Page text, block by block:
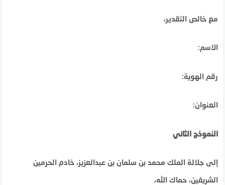
مع خالص التقدير،
الاسم:
رقم الهوية:
العنوان:
النموذج الثاني
إلى جلالة الملك محمد بن سلمان بن عبدالعزيز، خادم الحرمين
الشريفين، حماك الله،